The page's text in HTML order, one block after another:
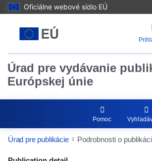
Oficiálne webové sídlo EÚ
Úrad pre vydávanie
Európskej únie
Pomoc
Úrad pre publikácie Podrobnosti o